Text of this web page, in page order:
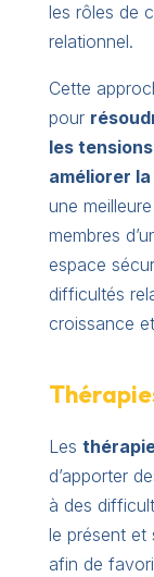
les rôles de
relationnel.
Cette
pour
les
améliorer
une
membres
espace
difficultés
croissance
Les
d’apporter
à des
le présent et
afin de